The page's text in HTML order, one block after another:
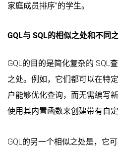
家庭成员排序”的学生。
GQL与 SQL的相似之处和不同
GQL的目的是简化复杂的 SQL
之处。例如，它们都可以在特
户能够优化查询，而无需编写
使用其内置函数来创建带有自
GQL的另一个相似之处是，它